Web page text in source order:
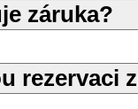
záruka?
rezervaci